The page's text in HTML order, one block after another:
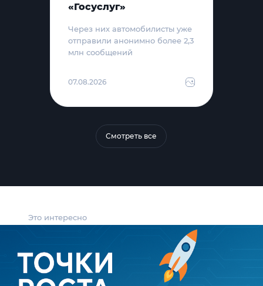
Это интересно
«Госуслуг»
Через них автомобилисты уже
отправили анонимно более 2,3
млн сообщений
07.08.2026
Смотреть все